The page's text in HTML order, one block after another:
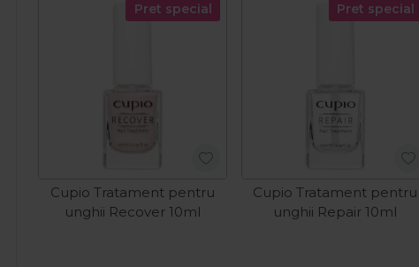
Pret special
Cupio Tratament pentru
unghii Recover 10ml
Pret special
Cupio Tratament pentru
unghii Repair 10ml